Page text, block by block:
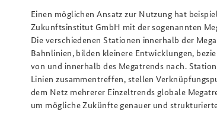
Einen möglichen Ansatz zur Nutzung hat
Zukunftsinstitut GmbH mit der sogenannten
Die verschiedenen Stationen innerhalb der
Bahnlinien, bilden kleinere Entwicklungen,
von und innerhalb des Megatrends nach.
Linien zusammentreffen, stellen
dem Netz mehrerer Einzeltrends globale
um mögliche Zukünfte genauer und